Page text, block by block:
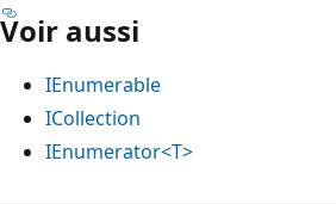
Voir aussi
IEnumerable
ICollection
IEnumerator<T>